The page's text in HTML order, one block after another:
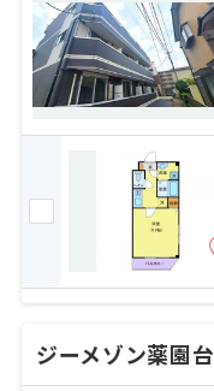
ジーメゾン薬園台